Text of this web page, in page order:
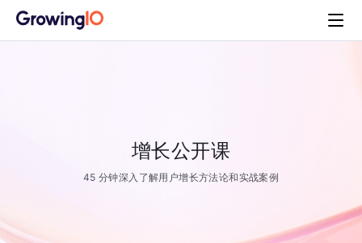
增长公开课
45 分钟深入了解用户增长方法论和实战案例